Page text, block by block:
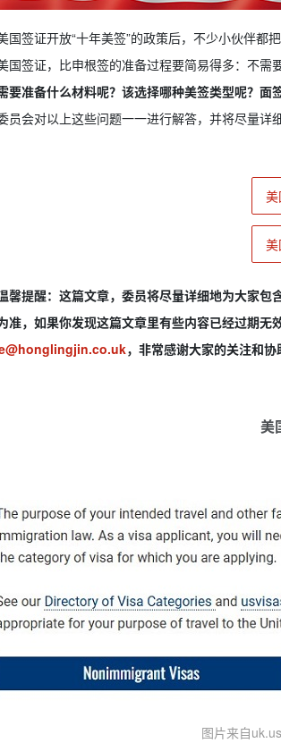
国签证开放“十年美签”的政策后，不少小伙伴
国签证，比申根签的准备过程要简易得多：不
要准备什么材料呢？该选择哪种美签类型呢？
员会对以上这些问题一一进行解答，并将尽量
馨提醒：这篇文章，委员将尽量详细地为大家
准，如果你发现这篇文章里有些内容已经过期无
，非常感谢大家的关注和协
美
图片来自